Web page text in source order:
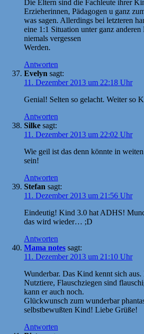
Die Eltern sind die Fachleute ihrer
Erzieherinnen, Pädagogen u ganz
was sagen. Allerdings bei letzteren
eine 1:1 Situation unter ganz
niemals vergessen
Werden.
Antworten
Evelyn sagt:
11. Dezember 2013 um 22:18 Uhr
Genial! Selten so gelacht. Weiter so
Antworten
Silke sagt:
11. Dezember 2013 um 22:02 Uhr
Wie geil ist das denn könnte in
sein!
Antworten
Stefan sagt:
11. Dezember 2013 um 21:56 Uhr
Eindeutig! Kind 3.0 hat ADHS!
das wird wieder… ;D
Antworten
Mama notes sagt:
11. Dezember 2013 um 21:10 Uhr
Wunderbar. Das Kind kennt sich aus.
Nutztiere, Flauschziegen sind
kann er auch noch.
Glückwunsch zum wunderbar
selbstbewußten Kind! Liebe Grüße!
Antworten